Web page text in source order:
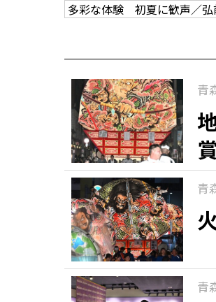
多彩な体験 初夏に歓声／弘
青
青
青